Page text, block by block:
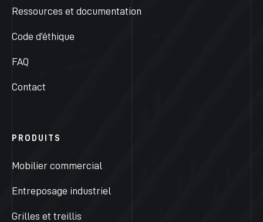
Ressources et documentation
Code d’éthique
FAQ
Contact
PRODUITS
Mobilier commercial
Entreposage industriel
Grilles et treillis